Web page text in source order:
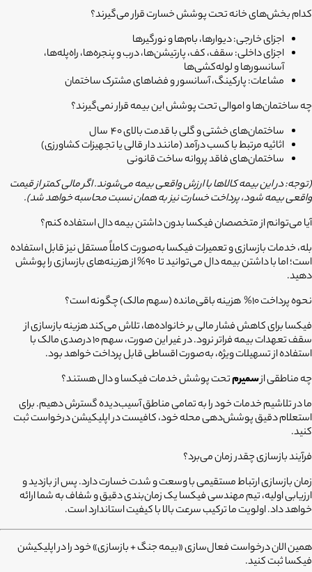
کدام بخش‌های خانه تحت پوشش خسارت قرار می‌گیرند؟
اجزای خارجی: دیوارها، بام‌ها و نورگیرها
اجزای داخلی: سقف، کف، پارتیشن‌ها، درب و پنجره‌ها، راه‌پله‌ها،
آسانسورها و لوله‌کشی‌ها
مشاعات: پارکینگ، آسانسور و فضاهای مشترک ساختمان
چه ساختمان‌ها و اموالی تحت پوشش این بیمه قرار نمی‌گیرند؟
ساختمان‌های خشتی و گلی با قدمت بالای 40 سال
اثاثیه مرتبط با کسب درآمد (مانند دار قالی یا تجهیزات کشاورزی)
ساختمان‌های فاقد پروانه ساخت قانونی
(توجه: در این بیمه کالاها با ارزش واقعی بیمه می‌شوند. اگر مالی کمتر از قیمت
واقعی بیمه شود، پرداخت خسارت نیز به همان نسبت محاسبه خواهد شد).
آیا می‌توانم از متخصصان فیکسا بدون داشتن بیمه دال استفاده کنم؟
بله، خدمات بازسازی و تعمیرات فیکسا به‌صورت کاملاً مستقل نیز قابل استفاده
است؛ اما با داشتن بیمه دال می‌توانید تا 90% از هزینه‌های بازسازی را پوشش
دهید.
نحوه پرداخت 10%
هزینه باقی‌مانده (سهم مالک) چگونه است؟
فیکسا برای کاهش فشار مالی بر خانواده‌ها، تلاش می‌کند هزینه بازسازی از
سقف تعهدات بیمه فراتر نرود. در غیر این صورت، سهم 10 درصدی مالک با
استفاده از تسهیلات ویژه، به‌صورت اقساطی قابل پرداخت خواهد بود.
چه مناطقی ازسمیرمتحت پوشش خدمات فیکسا و دال هستند؟
ما در تلاشیم خدمات خود را به تمامی مناطق آسیب‌دیده گسترش دهیم. برای
استعلام دقیق پوشش‌دهی محله خود، کافیست در اپلیکیشن درخواست ثبت
کنید.
فرآیند بازسازی چقدر زمان می‌برد؟
زمان بازسازی ارتباط مستقیمی با وسعت و شدت خسارت دارد. پس از بازدید و
ارزیابی اولیه، تیم مهندسی فیکسا یک زمان‌بندی دقیق و شفاف به شما ارائه
خواهد داد. اولویت ما ترکیب سرعت بالا با کیفیت استاندارد است.
همین الان درخواست فعال‌سازی «بیمه جنگ + بازسازی» خود را در اپلیکیشن
فیکسا ثبت کنید.